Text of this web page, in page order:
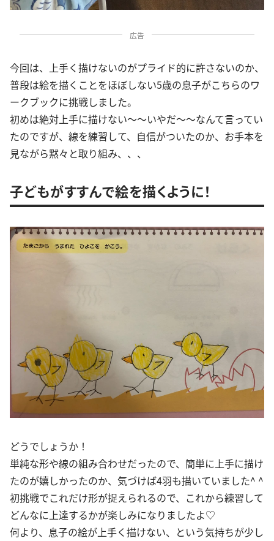
広告
今回は、上手く描けないのがプライド的に許さないのか、
普段は絵を描くことをほぼしない5歳の息子がこちらのワ
ークブックに挑戦しました。
初めは絶対上手に描けない〜〜いやだ〜〜なんて言ってい
たのですが、線を練習して、自信がついたのか、お手本を
見ながら黙々と取り組み、、、
子どもがすすんで絵を描くように！
どうでしょうか！
単純な形や線の組み合わせだったので、簡単に上手に描け
たのが嬉しかったのか、気づけば4羽も描いていました^ ^
初挑戦でこれだけ形が捉えられるので、これから練習して
どんなに上達するかが楽しみになりましたよ♡
何より、息子の絵が上手く描けない、という気持ちが少し